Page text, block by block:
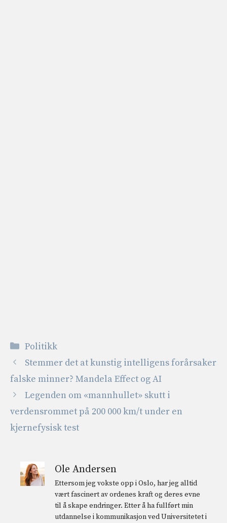
Kategorier
Politikk
Stemmer det at kunstig intelligens forårsaker
falske minner? Mandela Effect og AI
Legenden om «mannhullet» skutt i
verdensrommet på 200 000 km/t under en
kjernefysisk test
Ole Andersen
Ettersom jeg vokste opp i Oslo, har jeg alltid
vært fascinert av ordenes kraft og deres evne
til å skape endringer. Etter å ha fullført min
utdannelse i kommunikasjon ved Universitetet i